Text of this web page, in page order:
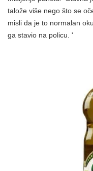
talože više nego što se
misli da je to normalan
ga stavio na policu. '